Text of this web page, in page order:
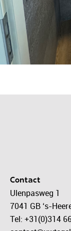
Contact
Ulenpasweg 1
7041 GB ‘s-
Tel: +31(0)314